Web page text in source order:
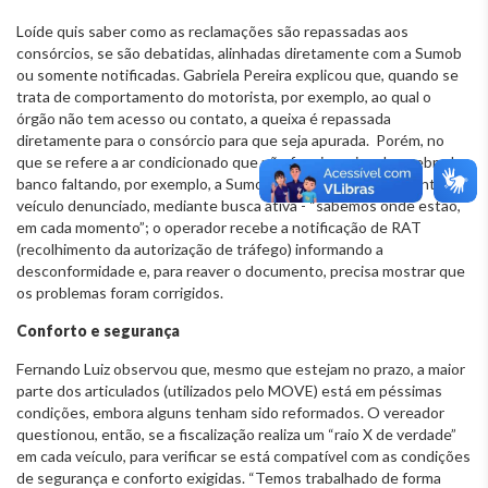
Loíde quis saber como as reclamações são repassadas aos
consórcios, se são debatidas, alinhadas diretamente com a Sumob
ou somente notificadas. Gabriela Pereira explicou que, quando se
trata de comportamento do motorista, por exemplo, ao qual o
órgão não tem acesso ou contato, a queixa é repassada
diretamente para o consórcio para que seja apurada. Porém, no
que se refere a ar condicionado que não funciona, janela quebrada,
banco faltando, por exemplo, a Sumob fiscaliza especificamente o
veículo denunciado, mediante busca ativa - “sabemos onde estão,
em cada momento”; o operador recebe a notificação de RAT
(recolhimento da autorização de tráfego) informando a
desconformidade e, para reaver o documento, precisa mostrar que
os problemas foram corrigidos.
Conforto e segurança
Fernando Luiz observou que, mesmo que estejam no prazo, a maior
parte dos articulados (utilizados pelo MOVE) está em péssimas
condições, embora alguns tenham sido reformados. O vereador
questionou, então, se a fiscalização realiza um “raio X de verdade”
em cada veículo, para verificar se está compatível com as condições
de segurança e conforto exigidas. “Temos trabalhado de forma